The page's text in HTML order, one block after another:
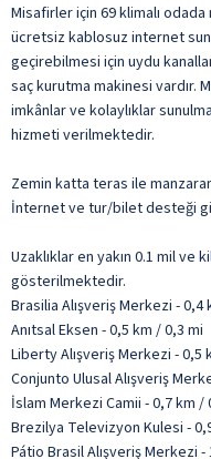
Misafirler için 69 klimalı
ücretsiz kablosuz internet
geçirebilmesi için uydu
saç kurutma makinesi vardır.
imkânlar ve kolaylıklar
hizmeti verilmektedir.
Zemin katta teras ile
İnternet ve tur/bilet desteği
Uzaklıklar en yakın 0.1 mil
gösterilmektedir.
Brasilia Alışveriş Merkezi - 0,4
Anıtsal Eksen - 0,5 km / 0,3 mi
Liberty Alışveriş Merkezi - 0,5
Conjunto Ulusal Alışveriş
İslam Merkezi Camii - 0,7 km /
Brezilya Televizyon Kulesi -
Pátio Brasil Alışveriş Merkezi -